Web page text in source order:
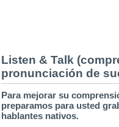
Listen & Talk
pronunciación de
Para mejorar su
preparamos para usted
hablantes nativos.